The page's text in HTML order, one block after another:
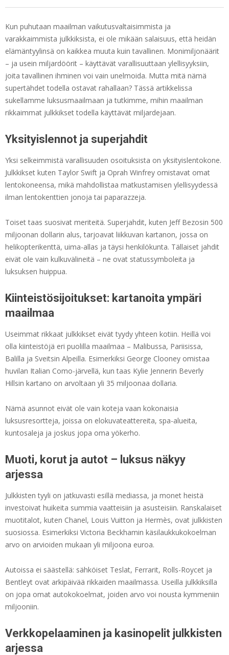
Kun puhutaan maailman vaikutusvaltaisimmista ja
varakkaimmista julkkiksista, ei ole mikään salaisuus, että heidän
elämäntyylinsä on kaikkea muuta kuin tavallinen. Monimiljonäärit
– ja usein miljardöörit – käyttävät varallisuuttaan ylellisyyksiin,
joita tavallinen ihminen voi vain unelmoida. Mutta mitä nämä
supertähdet todella ostavat rahallaan? Tässä artikkelissa
sukellamme luksusmaailmaan ja tutkimme, mihin maailman
rikkaimmat julkkikset todella käyttävät miljardejaan.
Yksityislennot ja superjahdit
Yksi selkeimmistä varallisuuden osoituksista on yksityislentokone.
Julkkikset kuten Taylor Swift ja Oprah Winfrey omistavat omat
lentokoneensa, mikä mahdollistaa matkustamisen ylellisyydessä
ilman lentokenttien jonoja tai paparazzeja.
Toiset taas suosivat meriteitä. Superjahdit, kuten Jeff Bezosin 500
miljoonan dollarin alus, tarjoavat liikkuvan kartanon, jossa on
helikopterikenttä, uima-allas ja täysi henkilökunta. Tällaiset jahdit
eivät ole vain kulkuvälineitä – ne ovat statussymboleita ja
luksuksen huippua.
Kiinteistösijoitukset: kartanoita ympäri
maailmaa
Useimmat rikkaat julkkikset eivät tyydy yhteen kotiin. Heillä voi
olla kiinteistöjä eri puolilla maailmaa – Malibussa, Pariisissa,
Balilla ja Sveitsin Alpeilla. Esimerkiksi George Clooney omistaa
huvilan Italian Como-järvellä, kun taas Kylie Jennerin Beverly
Hillsin kartano on arvoltaan yli 35 miljoonaa dollaria.
Nämä asunnot eivät ole vain koteja vaan kokonaisia
luksusresortteja, joissa on elokuvateattereita, spa-alueita,
kuntosaleja ja joskus jopa oma yökerho.
Muoti, korut ja autot – luksus näkyy
arjessa
Julkkisten tyyli on jatkuvasti esillä mediassa, ja monet heistä
investoivat huikeita summia vaatteisiin ja asusteisiin. Ranskalaiset
muotitalot, kuten Chanel, Louis Vuitton ja Hermès, ovat julkkisten
suosiossa. Esimerkiksi Victoria Beckhamin käsilaukkukokoelman
arvo on arvioiden mukaan yli miljoona euroa.
Autoissa ei säästellä: sähköiset Teslat, Ferrarit, Rolls-Roycet ja
Bentleyt ovat arkipäivää rikkaiden maailmassa. Useilla julkkiksilla
on jopa omat autokokoelmat, joiden arvo voi nousta kymmeniin
miljooniin.
Verkkopelaaminen ja kasinopelit julkkisten
arjessa